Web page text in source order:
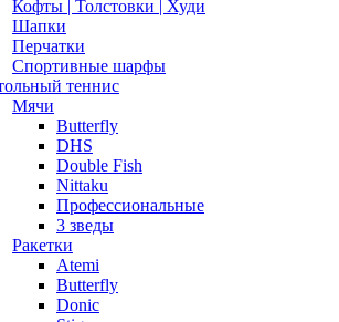
Кофты | Толстовки | Худи
Шапки
Перчатки
Спортивные шарфы
теннис
Мячи
Butterfly
DHS
Double Fish
Nittaku
Профессиональные
3 зведы
Ракетки
Atemi
Butterfly
Donic